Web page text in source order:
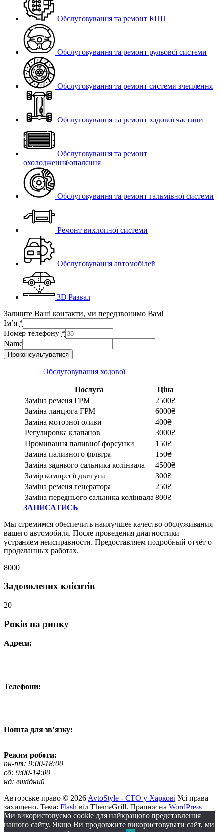
Обслуговування та ремонт КПП
Обслуговування та ремонт рульової системи
Обслуговування та ремонт системи зчеплення
Обслуговування та ремонт ходової частини
Обслуговування та ремонт
охолодження\опалення
Обслуговування та ремонт гальмівної системи
Ремонт вихлопної системи
Обслуговування автомобілей
3D Развал
Залиште Ваші контакти, ми передзвонимо Вам!
Ім’я *
Номер телефону *
Name
Проконсультуватися
Обслуговування ходової
Послуга
Ціна
Заміна ременя ГРМ
2500₴
Заміна ланцюга ГРМ
6000₴
Заміна моторної оливи
400₴
Регулировка клапанов
3000₴
Промивання паливної форсунки
150₴
Заміна паливного фільтра
150₴
Заміна заднього сальника колінвала
4500₴
Замір компресії двигуна
300₴
Заміна ременя генератора
250₴
Заміна переднього сальника колінвала 800₴
ЗАПИСАТИСЬ
Мы стремимся обеспечить наилучшее качество обслуживания
вашего автомобиля. После проведения диагностики
устраняем неисправности. Предоставляем подробный отчёт о
проделанных работах.
8000
Задоволених клієнтів
20
Років на ринку
Адреси:
Телефони:
Пошта для зв’язку:
Режим роботи:
пн-пт: 9:00-18:00
сб: 9:00-14:00
нд: вихідний
Авторське право © 2026 AvtoStyle - СТО у Харкові Усі права
захищено. Тема: Flash від ThemeGrill. Працює на WordPress
Ми використовуємо cookie для найкращого представлення
нашого сайту. Якщо Ви продовжите використовувати сайт, ми